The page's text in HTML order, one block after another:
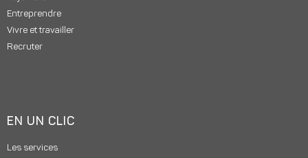
Entreprendre
Vivre et travailler
Recruter
EN UN CLIC
Les services